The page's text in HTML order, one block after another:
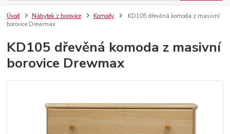
Úvod Nábytek z borovice Komody
KD105 dřevěná komoda z masivní
borovice Drewmax
KD105 dřevěná komoda z masivní
borovice Drewmax